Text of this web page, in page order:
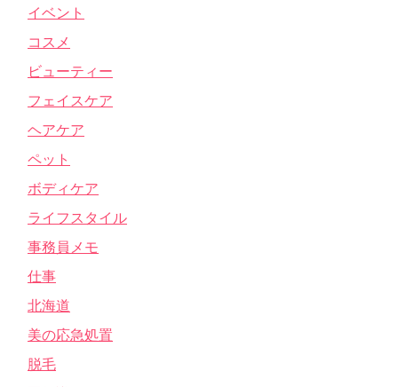
イベント
コスメ
ビューティー
フェイスケア
ヘアケア
ペット
ボディケア
ライフスタイル
事務員メモ
仕事
北海道
美の応急処置
脱毛